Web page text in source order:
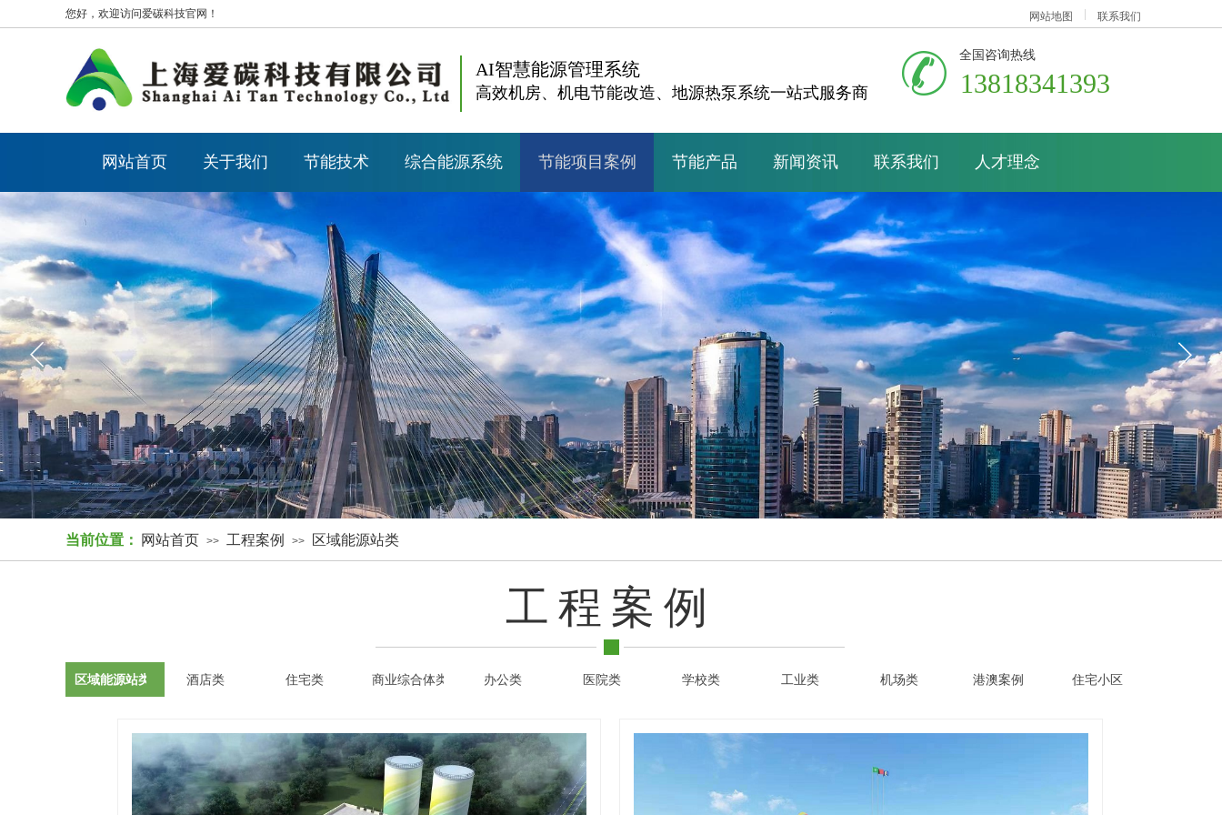
AI智慧能源管理系统
高效机房、机电节能改造、地源热泵系统一站式服务商 13818341393
全国咨询热线
网站地图 联系我们
您好，欢迎访问爱碳科技官网！
网站首页 关于我们 节能技术 综合能源系统 节能项目案例 节能产品 新闻资讯 联系我们 人才理念
当前位置： 网站首页 >> 工程案例 >> 区域能源站类
区域能源站类 酒店类 住宅类 商业综合体类 办公类 医院类 学校类 工业类 机场类 港澳案例 住宅小区
工程案例